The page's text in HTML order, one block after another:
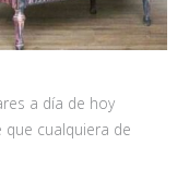
a día de hoy
que cualquiera de